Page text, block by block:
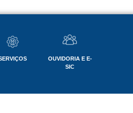
OUVIDORIA E E-
SIC